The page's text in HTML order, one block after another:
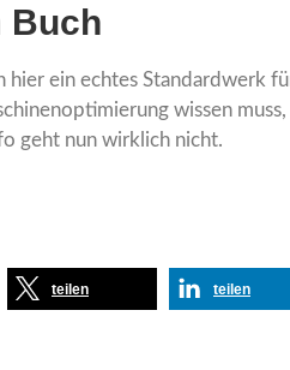
Buch
hier ein echtes Standardwerk
wissen
geht nun wirklich nicht.
teilen teilen